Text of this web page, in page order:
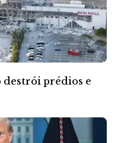
destrói prédios e